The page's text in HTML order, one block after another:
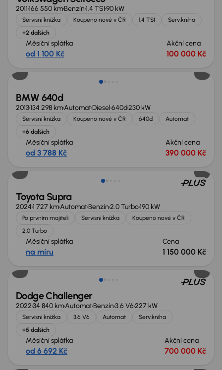
2011166 550 kmBenzín1.4 TSI90 kW
Servisní knížka Koupeno nové v ČR 1.4 TSI
Serv.kniha
+2 dalších
Měsíční splátka
od 1 100 Kč
Akční cena
100 000 Kč
BMW 640d
2013134 298 kmAutomatDiesel640d230 kW
Servisní knížka Koupeno nové v ČR 640d
Automat
+6 dalších
Měsíční splátka
od 3 788 Kč
Akční cena
390 000 Kč
Toyota Supra
20241 727 kmAutomatBenzín2.0 Turbo190 kW
Po prvním majiteli Servisní knížka
Koupeno nové v ČR
2.0 Turbo
Měsíční splátka
na míru
Cena
1 150 000 Kč
Dodge Challenger
202234 840 kmAutomatBenzín3.6 V6227 kW
Servisní knížka 3.6 V6 Automat
Serv.kniha
+5 dalších
Měsíční splátka
od 6 692 Kč
Akční cena
700 000 Kč